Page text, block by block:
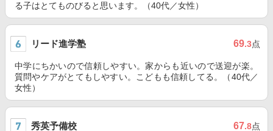
る子はとてものびると思います。（40代／女性）
リード進学塾 69.3点
中学にちかいので信頼しやすい。家からも近いので送迎が楽。
質問やケアがとてもしやすい。こどもも信頼してる。（40代／
女性）
秀英予備校 67.8点